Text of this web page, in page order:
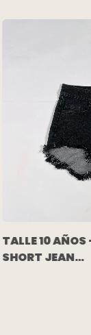
TALLE 10 AÑOS
SHORT JEAN